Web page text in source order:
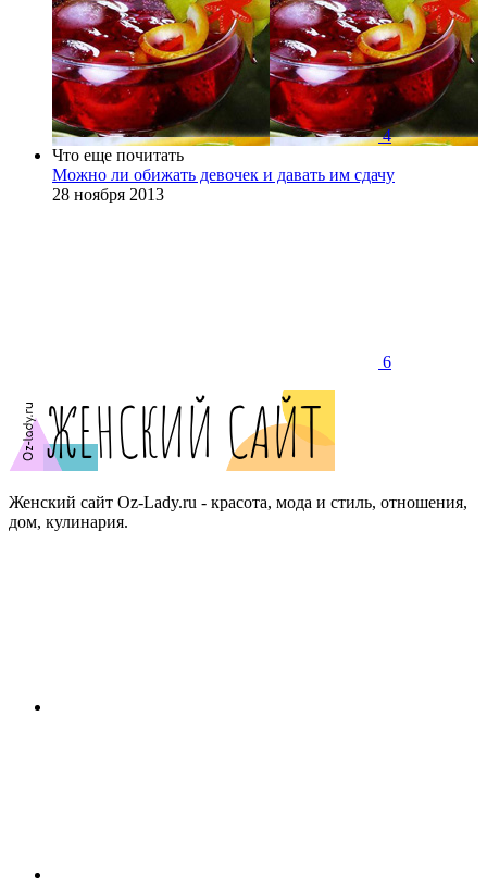
4
Что еще почитать
Можно ли обижать девочек и давать им сдачу
28 ноября 2013
6
Женский сайт Oz-Lady.ru - красота, мода и стиль, отношения,
дом, кулинария.